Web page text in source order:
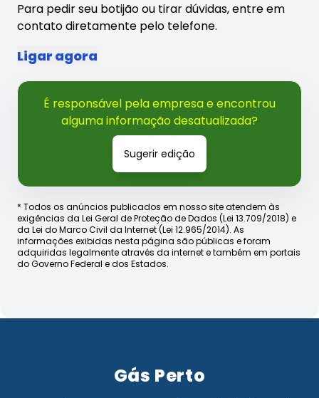
Para pedir seu botijão ou tirar dúvidas, entre em
contato diretamente pelo telefone.
Ligar agora
É responsável pela empresa e encontrou
alguma informação desatualizada?
Sugerir edição
* Todos os anúncios publicados em nosso site atendem às
exigências da Lei Geral de Proteção de Dados (Lei 13.709/2018) e
da Lei do Marco Civil da Internet (Lei 12.965/2014). As
informações exibidas nesta página são públicas e foram
adquiridas legalmente através da internet e também em portais
do Governo Federal e dos Estados.
Gás Perto